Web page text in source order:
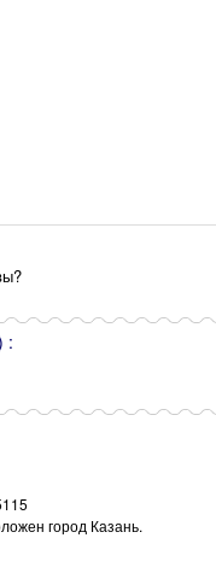
:
город Казань.